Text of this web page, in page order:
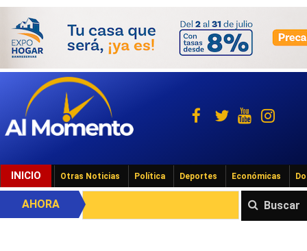
INICIO Otras Noticias Política Deportes Económicas
Buscar
AHORA